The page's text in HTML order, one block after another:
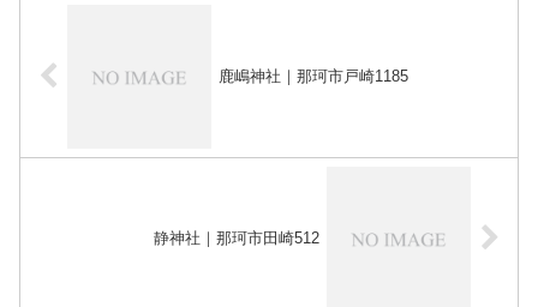
鹿嶋神社｜那珂市戸崎1185
静神社｜那珂市田崎512